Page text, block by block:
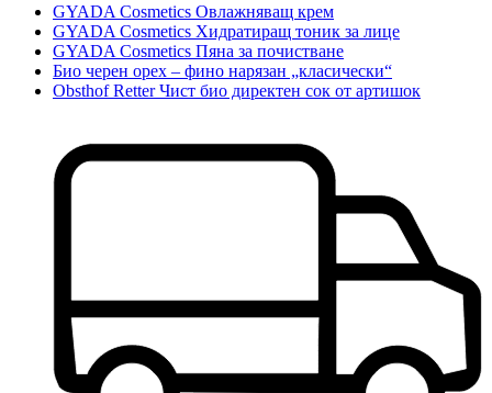
GYADA Cosmetics Овлажняващ крем
GYADA Cosmetics Хидратиращ тоник за лице
GYADA Cosmetics Пяна за почистване
Био черен орех – фино нарязан „класически“
Obsthof Retter Чист био директен сок от артишок